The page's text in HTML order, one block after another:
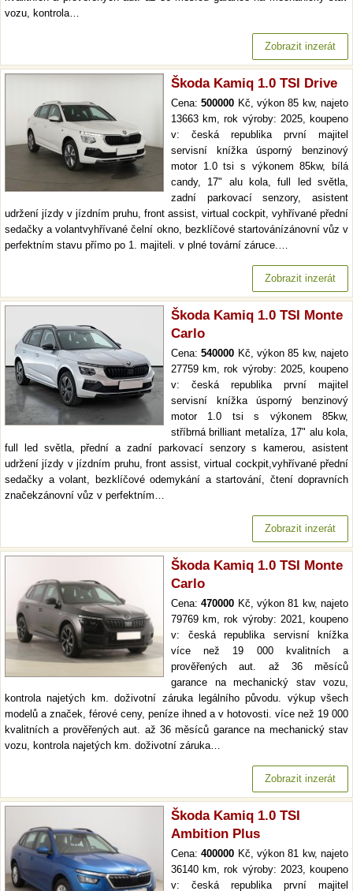
vozu, kontrola…
Zobrazit inzerát
Škoda Kamiq 1.0 TSI Drive
Cena:500000 Kč, výkon 85 kw, najeto
13663 km, rok výroby: 2025, koupeno
v: česká republika první majitel
servisní knížka úsporný benzinový
motor 1.0 tsi s výkonem 85kw, bílá
candy, 17" alu kola, full led světla,
zadní parkovací senzory, asistent
udržení jízdy v jízdním pruhu, front assist, virtual cockpit, vyhřívané přední
sedačky a volantvyhřívané čelní okno, bezklíčové startovánízánovní vůz v
perfektním stavu přímo po 1. majiteli. v plné tovární záruce.…
Zobrazit inzerát
Škoda Kamiq 1.0 TSI Monte
Carlo
Cena:540000 Kč, výkon 85 kw, najeto
27759 km, rok výroby: 2025, koupeno
v: česká republika první majitel
servisní knížka úsporný benzinový
motor 1.0 tsi s výkonem 85kw,
stříbrná brilliant metalíza, 17" alu kola,
full led světla, přední a zadní parkovací senzory s kamerou, asistent
udržení jízdy v jízdním pruhu, front assist, virtual cockpit,vyhřívané přední
sedačky a volant, bezklíčové odemykání a startování, čtení dopravních
značekzánovní vůz v perfektním…
Zobrazit inzerát
Škoda Kamiq 1.0 TSI Monte
Carlo
Cena:470000 Kč, výkon 81 kw, najeto
79769 km, rok výroby: 2021, koupeno
v: česká republika servisní knížka
více než 19 000 kvalitních a
prověřených aut. až 36 měsíců
garance na mechanický stav vozu,
kontrola najetých km. doživotní záruka legálního původu. výkup všech
modelů a značek, férové ceny, peníze ihned a v hotovosti. více než 19 000
kvalitních a prověřených aut. až 36 měsíců garance na mechanický stav
vozu, kontrola najetých km. doživotní záruka…
Zobrazit inzerát
Škoda Kamiq 1.0 TSI
Ambition Plus
Cena:400000 Kč, výkon 81 kw, najeto
36140 km, rok výroby: 2023, koupeno
v: česká republika první majitel